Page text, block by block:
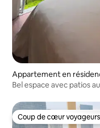
Appartement en
Bel espace avec patios
Coup de cœur voyageurs
Coup de cœur voyageurs